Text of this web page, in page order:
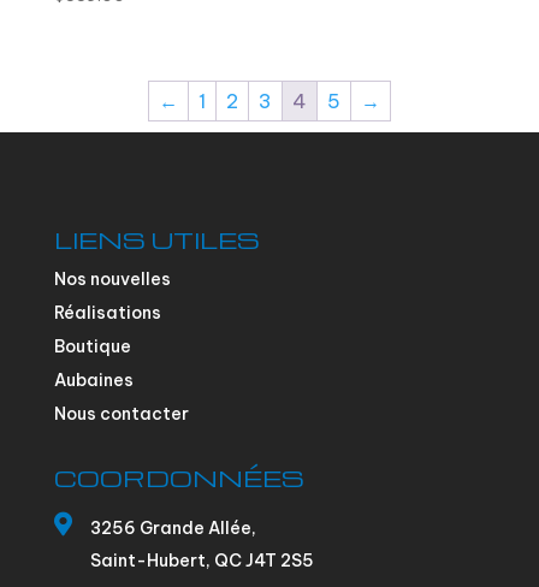
← 1 2 3 4 5 →
LIENS UTILES
Nos nouvelles
Réalisations
Boutique
Aubaines
Nous contacter
COORDONNÉES

3256 Grande Allée,
Saint-Hubert, QC J4T 2S5